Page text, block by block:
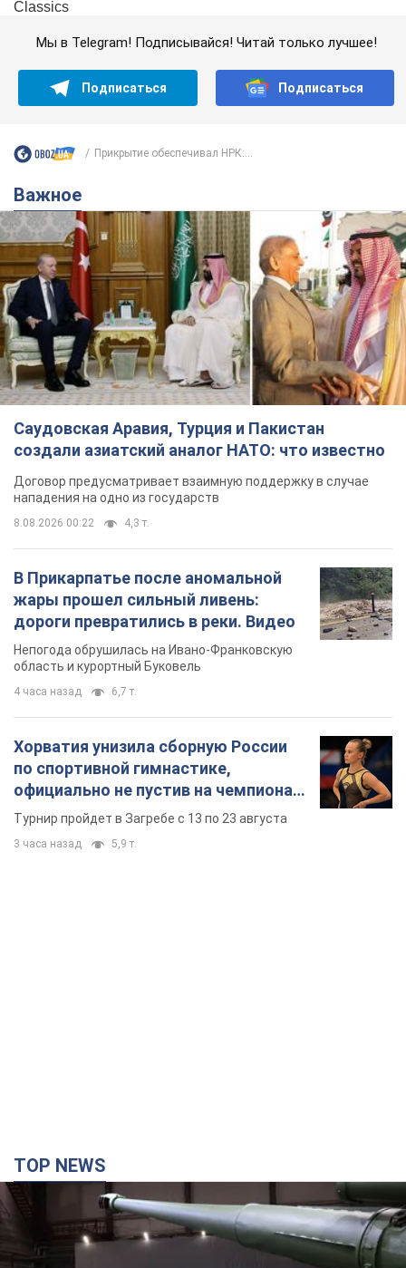
Мы в Telegram! Подписывайся! Читай только лучшее!
Подписаться Подписаться
Прикрытие обеспечивал НРК:...
Важное
Саудовская Аравия, Турция и Пакистан
создали азиатский аналог НАТО: что известно
Договор предусматривает взаимную поддержку в случае
нападения на одно из государств
8.08.2026 00:22 4,3 т.
В Прикарпатье после аномальной
жары прошел сильный ливень:
дороги превратились в реки. Видео
Непогода обрушилась на Ивано-Франковскую
область и курортный Буковель
4 часа назад 6,7 т.
Хорватия унизила сборную России
по спортивной гимнастике,
официально не пустив на чемпионат
Европы основных спортсменов
Турнир пройдет в Загребе с 13 по 23 августа
3 часа назад 5,9 т.
TOP NEWS